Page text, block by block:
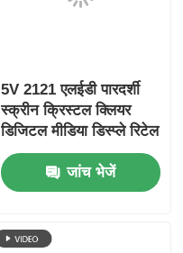
5V 2121 एलईडी पारदर्शी
स्क्रीन क्रिस्टल क्लियर
डिजिटल मीडिया डिस्प्ले रिटेल
के लिए स्टोरफ्रंट ग्लास
प्रदर्शनी केंद्र हवाई अड्डा
टर्मिनल और लक्जरी ब्रांड
जांच भेजें